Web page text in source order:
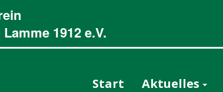
1912 e.V.
Start Aktuelles